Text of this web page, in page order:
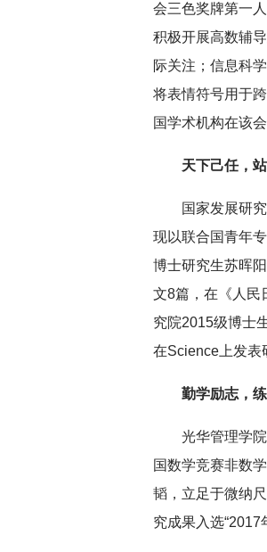
会三色奖牌第一
积极开展高数辅
际关注；信息科
将表情符号用于
国学术机构在该
天下己任，
国家发展研
现以联合国青年
博士研究生苏晖
文8篇，在《人民
究院2015级博士
在Science上发表
勤学励志，
光华管理学
国数学竞赛非数
韬，立足于微纳
究成果入选“2017